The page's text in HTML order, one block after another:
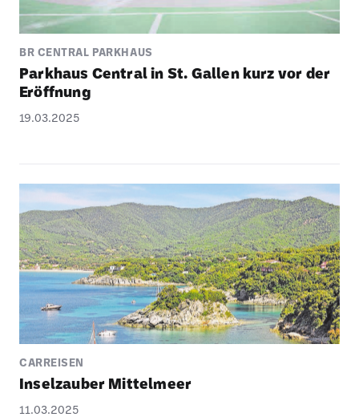
BR CENTRAL PARKHAUS
Park­haus Central in St. Gallen kurz vor der
Eröff­nung
19.03.2025
CARREISEN
Insel­zauber Mittel­meer
11.03.2025